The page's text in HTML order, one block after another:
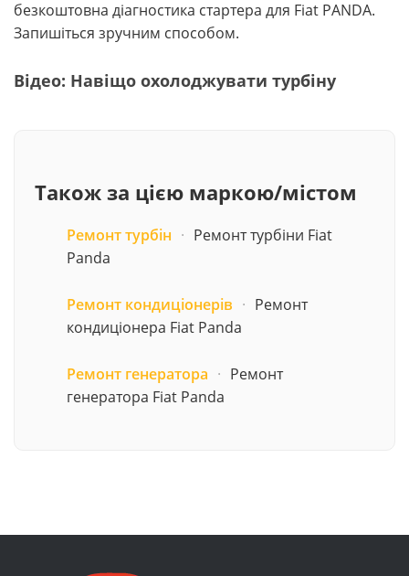
безкоштовна діагностика стартера для Fiat PANDA.
Запишіться зручним способом.
Відео: Навіщо охолоджувати турбіну
Також за цією маркою/містом
Ремонт турбін · Ремонт турбіни Fiat
Panda
Ремонт кондиціонерів · Ремонт
кондиціонера Fiat Panda
Ремонт генератора · Ремонт
генератора Fiat Panda